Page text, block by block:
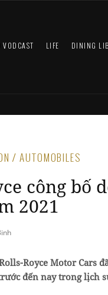
VODCAST LIFE DINING
/ AUTOMOBILES
công bố
2021
Royce Motor Cars
đến nay trong lịch